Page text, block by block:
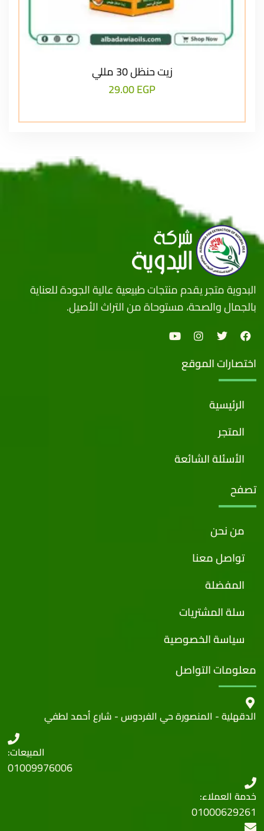
زيت حنظل 30 مللي
29.00EGP
البدوية متجر يقدم منتجات طبيعية عالية الجودة للعناية
بالجمال والصحة، مستوحاة من التراث الأصيل.
اختصارات الموقع
الرئيسية
المتجر
الأسئلة الشائعة
تصفح
من نحن
تواصل معنا
المفضلة
سلة المشتريات
سياسة الخصوصية
معلومات التواصل
الدقهلية - المنصورة حي الفردوس - شارع أحمد لطفي
المبيعات:
01009976006
خدمة العملاء:
01000629261